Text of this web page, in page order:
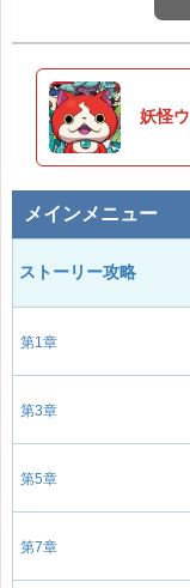
妖怪
メインメニュー
ストーリー攻略
第1章
第3章
第5章
第7章